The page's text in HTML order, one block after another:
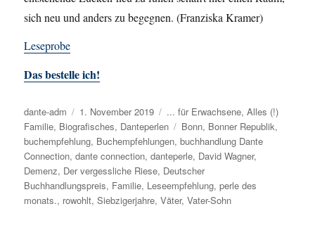
sich neu und anders zu begegnen.(Franziska Kramer)
Leseprobe
Das bestelle ich!
Autor
dante-adm
Veröffentlicht
am
1. November 2019 Kategorien
... für Erwachsene,Alles (!)
Familie, Biografisches, Danteperlen Schlagwörter
Bonn, Bonner Republik,
buchempfehlung, Buchempfehlungen,buchhandlung Dante
Connection,dante connection,danteperle, David Wagner,
Demenz, Der vergessliche Riese, Deutscher
Buchhandlungspreis, Familie, Leseempfehlung,perle des
monats., rowohlt,Siebzigerjahre,Väter,Vater-Sohn